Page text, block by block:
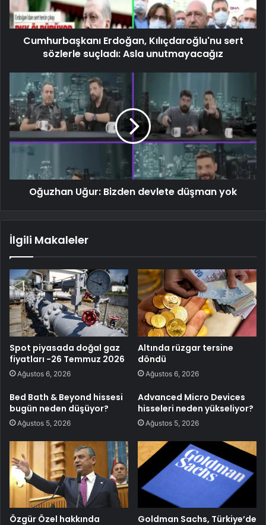
Cumhurbaşkanı Erdoğan, Kılıçdaroğlu'nu sert
sözlerle suçladı: Asla unutmayacağız
Oğuzhan Uğur: Bizden devlete düşman yok
İlgili Makaleler
Spot piyasada doğal gaz
fiyatları -26 Temmuz 2026
Ağustos 6, 2026
Altında rüzgar tersine
döndü
Ağustos 6, 2026
Bed Bath & Beyond hissesi
bugün neden düşüyor?
Ağustos 5, 2026
Advanced Micro Devices
hisseleri neden yükseliyor?
Ağustos 5, 2026
Özgür Özel hakkında
Goldman Sachs, Türkiye’de